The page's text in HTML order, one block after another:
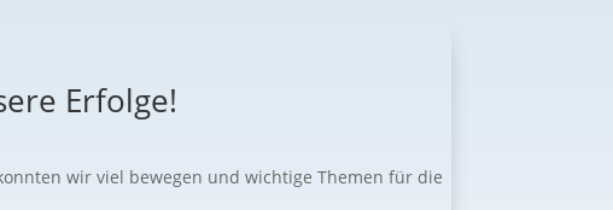
Erfolge!
wir viel bewegen und wichtige Themen für die